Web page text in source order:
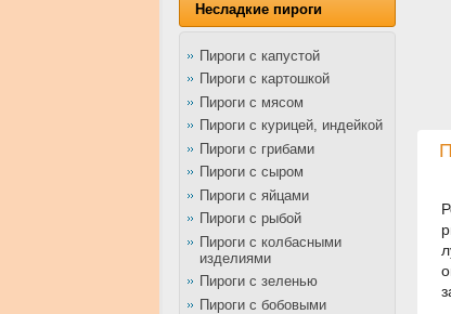
Несладкие пироги
Пироги с капустой
Пироги с картошкой
Пироги с мясом
Пироги с курицей, индейкой
Пироги с грибами
Пироги с сыром
Пироги с яйцами
Пироги с рыбой
Пироги с колбасными
изделиями
Пироги с зеленью
Пироги с бобовыми